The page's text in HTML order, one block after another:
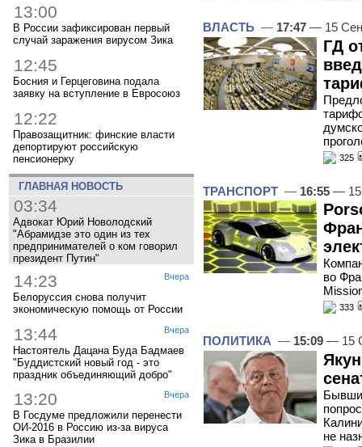
13:00
В России зафиксирован первый
случай заражения вирусом Зика
12:45
Босния и Герцеговина подала
заявку на вступление в Евросоюз
12:22
Правозащитник: финские власти
депортируют российскую
пенсионерку
ГЛАВНАЯ НОВОСТЬ
03:34
Адвокат Юрий Новолодский
"Абрамидзе это один из тех
предпринимателей о ком говорил
президент Путин"
Вчера
14:23
Белоруссия снова получит
экономическую помощь от России
Вчера
13:44
Настоятель Дацана Буда Бадмаев
"Буддистский новый год - это
праздник объединяющий добро"
Вчера
13:20
В Госдуме предложили перенести
ОИ-2016 в Россию из-за вируса
Зика в Бразилии
ВЛАСТЬ — 17:47 — 15
ГД
325
ТРАНСПОРТ — 16:55 — 15
во
333
ПОЛИТИКА — 15:09 — 15
не